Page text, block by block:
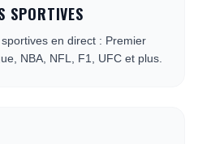
SPORTIVES
en direct : Premier
NBA, NFL, F1, UFC et plus.